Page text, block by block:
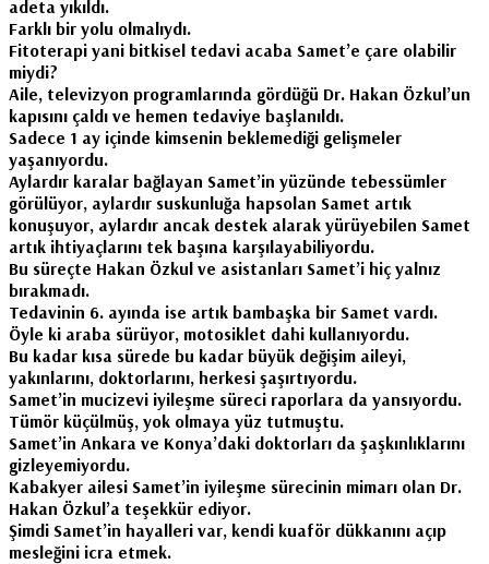
adeta yıkıldı.
Farklı bir yolu olmalıydı.
Fitoterapi yani bitkisel tedavi acaba Samet’e çare olabilir
miydi?
Aile, televizyon programlarında gördüğü Dr. Hakan Özkul’un
kapısını çaldı ve hemen tedaviye başlanıldı.
Sadece 1 ay içinde kimsenin beklemediği gelişmeler
yaşanıyordu.
Aylardır karalar bağlayan Samet’in yüzünde tebessümler
görülüyor, aylardır suskunluğa hapsolan Samet artık
konuşuyor, aylardır ancak destek alarak yürüyebilen Samet
artık ihtiyaçlarını tek başına karşılayabiliyordu.
Bu süreçte Hakan Özkul ve asistanları Samet’i hiç yalnız
bırakmadı.
Tedavinin 6. ayında ise artık bambaşka bir Samet vardı.
Öyle ki araba sürüyor, motosiklet dahi kullanıyordu.
Bu kadar kısa sürede bu kadar büyük değişim aileyi,
yakınlarını, doktorlarını, herkesi şaşırtıyordu.
Samet’in mucizevi iyileşme süreci raporlara da yansıyordu.
Tümör küçülmüş, yok olmaya yüz tutmuştu.
Samet’in Ankara ve Konya’daki doktorları da şaşkınlıklarını
gizleyemiyordu.
Kabakyer ailesi Samet’in iyileşme sürecinin mimarı olan Dr.
Hakan Özkul’a teşekkür ediyor.
Şimdi Samet’in hayalleri var, kendi kuaför dükkanını açıp
mesleğini icra etmek.